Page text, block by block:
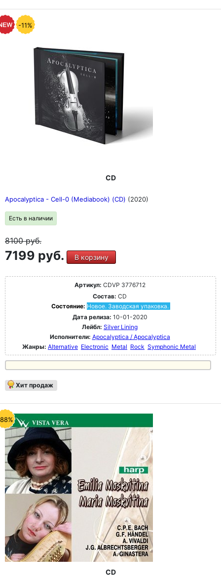
-11%
CD
Apocalyptica - Cell-0 (Mediabook) (CD) (2020)
Есть в наличии
8100руб.
7199 руб. В корзину
Артикул: CDVP 3776712
Состав: CD
Состояние: Новое. Заводская упаковка.
Дата релиза: 10-01-2020
Лейбл: Silver Lining
Исполнители: Apocalyptica / Apocalyptica
Жанры: Alternative Electronic Metal Rock Symphonic Metal
Хит продаж
CD